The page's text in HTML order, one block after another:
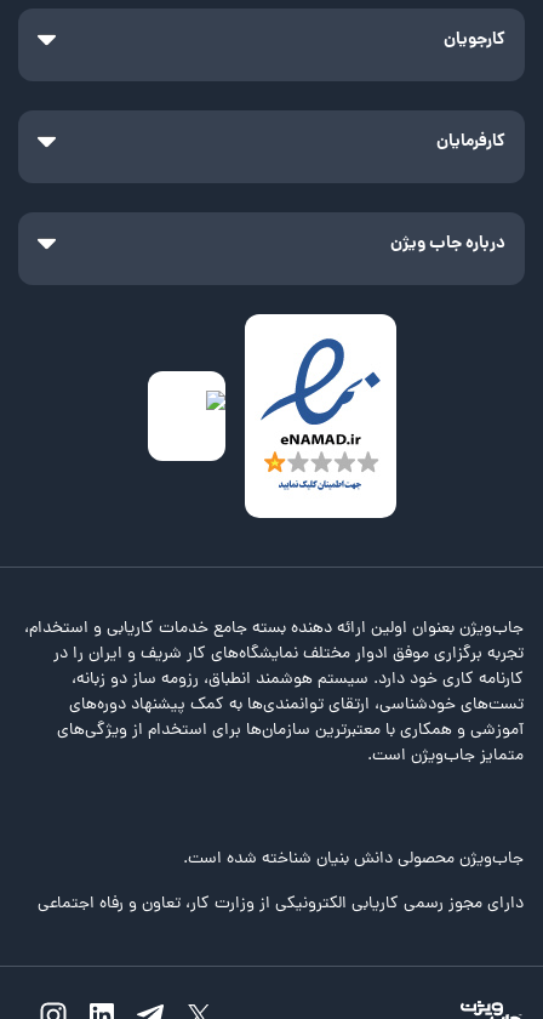
کارجویان
کارفرمایان
درباره جاب ویژن
جاب‌ویژن بعنوان اولین ارائه دهنده بسته جامع خدمات کاریابی و استخدام،
تجربه برگزاری موفق ادوار مختلف نمایشگاه‌های کار شریف و ایران را در
کارنامه کاری خود دارد. سیستم هوشمند انطباق، رزومه ساز دو زبانه،
تست‌های خودشناسی، ارتقای توانمندی‌ها به کمک پیشنهاد دوره‌های
آموزشی و همکاری با معتبرترین سازمان‌ها برای استخدام از ویژگی‌های
متمایز جاب‌ویژن است.
جاب‌ویژن محصولی دانش بنیان شناخته شده است.
دارای مجوز رسمی کاریابی الکترونیکی از وزارت کار، تعاون و رفاه اجتماعی